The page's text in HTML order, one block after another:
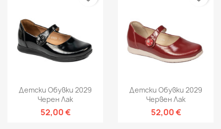
Детски Обувки 2029
Черен Лак
52,00 €
Детски Обувки 2029
Червен Лак
52,00 €